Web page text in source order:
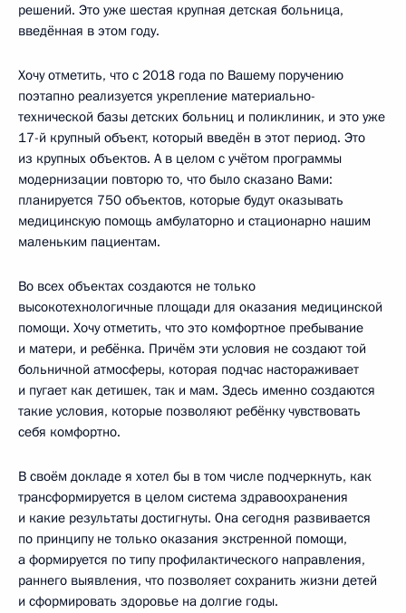
решений. Это уже шестая крупная детская больница,
введённая в этом году.
Хочу отметить, что с 2018 года по Вашему поручению
поэтапно реализуется укрепление материально-
технической базы детских больниц и поликлиник, и это уже
17-й крупный объект, который введён в этот период. Это
из крупных объектов. А в целом с учётом программы
модернизации повторю то, что было сказано Вами:
планируется 750 объектов, которые будут оказывать
медицинскую помощь амбулаторно и стационарно нашим
маленьким пациентам.
Во всех объектах создаются не только
высокотехнологичные площади для оказания медицинской
помощи. Хочу отметить, что это комфортное пребывание
и матери, и ребёнка. Причём эти условия не создают той
больничной атмосферы, которая подчас настораживает
и пугает как детишек, так и мам. Здесь именно создаются
такие условия, которые позволяют ребёнку чувствовать
себя комфортно.
В своём докладе я хотел бы в том числе подчеркнуть, как
трансформируется в целом система здравоохранения
и какие результаты достигнуты. Она сегодня развивается
по принципу не только оказания экстренной помощи,
а формируется по типу профилактического направления,
раннего выявления, что позволяет сохранить жизни детей
и сформировать здоровье на долгие годы.